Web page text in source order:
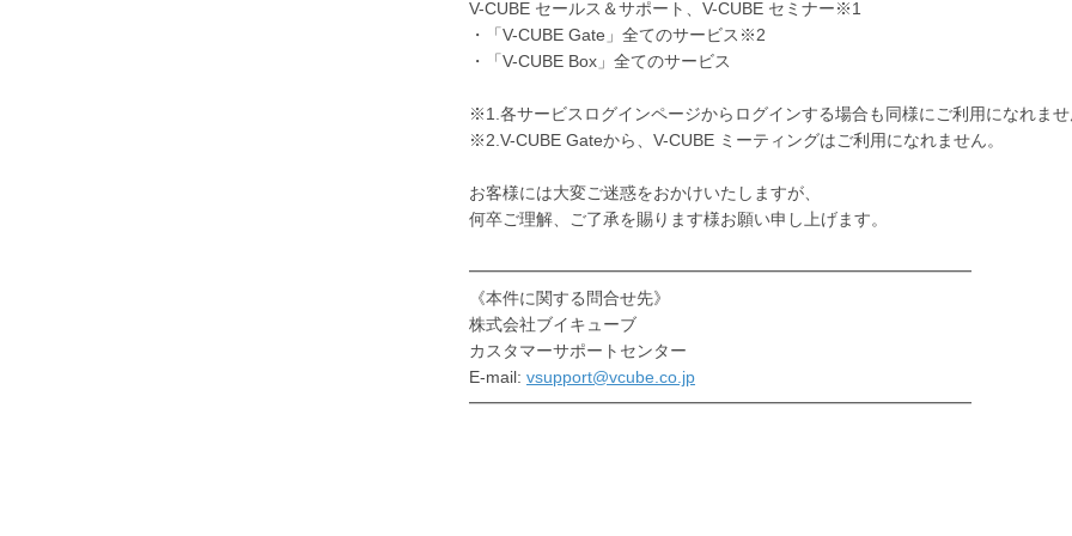
V-CUBE セールス＆サポート、V-CUBE セミナー※1
・「V-CUBE Gate」全てのサービス※2
・「V-CUBE Box」全てのサービス
※1.各サービスログインページからログインする場合も同様にご利用になれませ
※2.V-CUBE Gateから、V-CUBE ミーティングはご利用になれません。
お客様には大変ご迷惑をおかけいたしますが、
何卒ご理解、ご了承を賜ります様お願い申し上げます。
━━━━━━━━━━━━━━━━━━━━━━━━━━━━━━
《本件に関する問合せ先》
株式会社ブイキューブ
カスタマーサポートセンター
E-mail: vsupport@vcube.co.jp
━━━━━━━━━━━━━━━━━━━━━━━━━━━━━━